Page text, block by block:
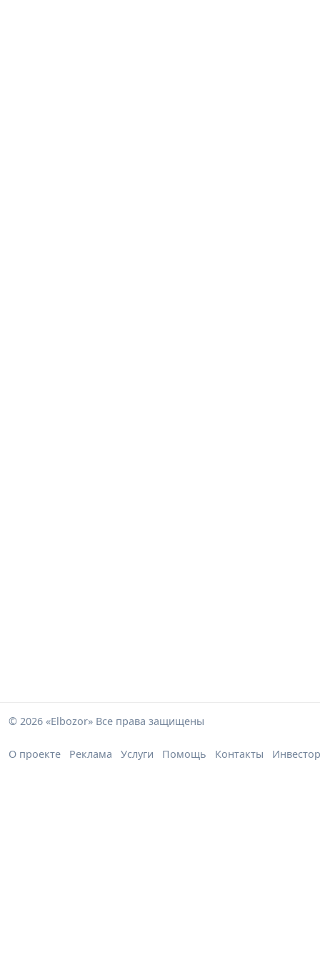
© 2026 «Elbozor» Все права защищены
О проекте Реклама Услуги Помощь Контакты